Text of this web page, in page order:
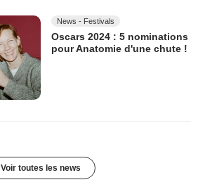
News - Festivals
Oscars 2024 : 5 nominations
pour Anatomie d'une chute !
Voir toutes les news